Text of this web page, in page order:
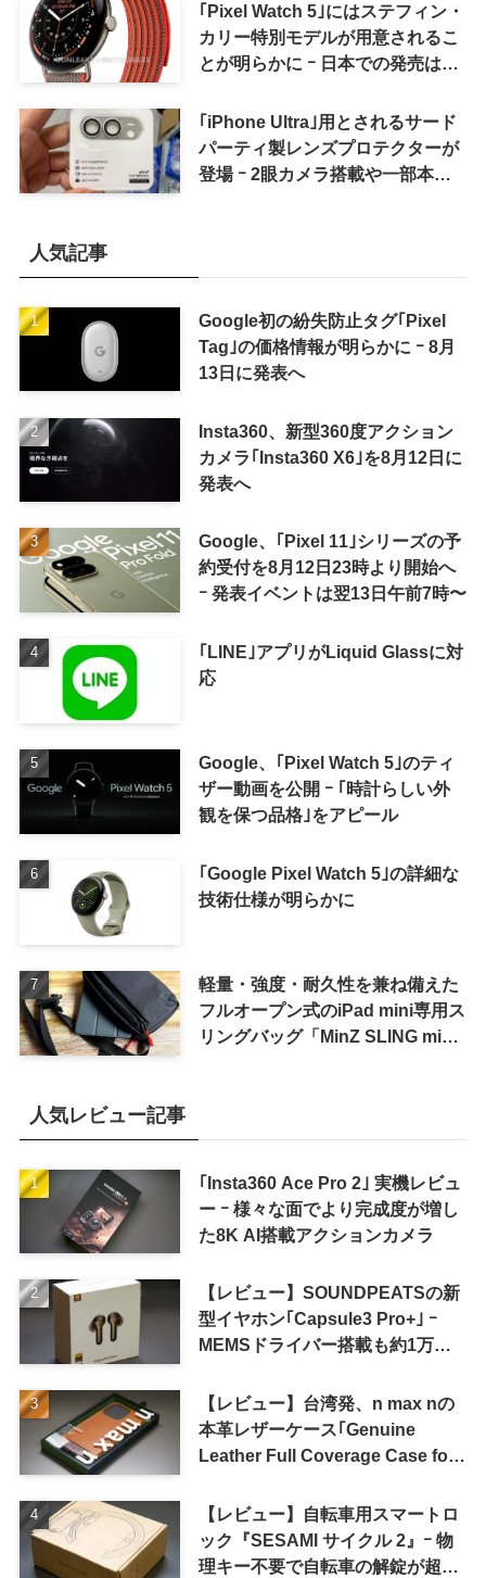
｢Pixel Watch 5｣にはステフィン・
カリー特別モデルが用意されるこ
とが明らかに ｰ 日本での発売は期
｢iPhone Ultra｣用とされるサード
パーティ製レンズプロテクターが
登場 ｰ 2眼カメラ搭載や一部本体
人気記事
Google初の紛失防止タグ｢Pixel
Tag｣の価格情報が明らかに ｰ 8月
13日に発表へ
Insta360、新型360度アクション
カメラ｢Insta360 X6｣を8月12日に
発表へ
Google、｢Pixel 11｣シリーズの予
約受付を8月12日23時より開始へ
ｰ 発表イベントは翌13日午前7時〜
｢LINE｣アプリがLiquid Glassに対
応
Google、｢Pixel Watch 5｣のティ
ザー動画を公開 ｰ ｢時計らしい外
観を保つ品格｣をアピール
｢Google Pixel Watch 5｣の詳細な
技術仕様が明らかに
軽量・強度・耐久性を兼ね備えた
フルオープン式のiPad mini専用ス
リングバッグ「MinZ SLING mini
人気レビュー記事
｢Insta360 Ace Pro 2｣ 実機レビュ
ー ｰ 様々な面でより完成度が増し
た8K AI搭載アクションカメラ
【レビュー】SOUNDPEATSの新
型イヤホン｢Capsule3 Pro+｣ ｰ
MEMSドライバー搭載も約1万円
【レビュー】台湾発、n max nの
本革レザーケース｢Genuine
Leather Full Coverage Case for
【レビュー】自転車用スマートロ
ック『SESAMI サイクル 2』ｰ 物
理キー不要で自転車の解錠が超簡